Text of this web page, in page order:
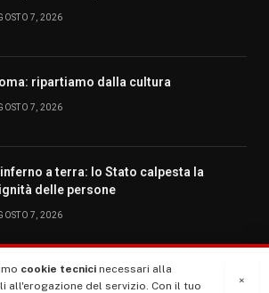
7, 2026
ripartiamo dalla cultura
7, 2026
a terra: lo Stato calpesta la
delle persone
7, 2026
×
cookie tecnici necessari alla
all'erogazione del servizio. Con il tuo